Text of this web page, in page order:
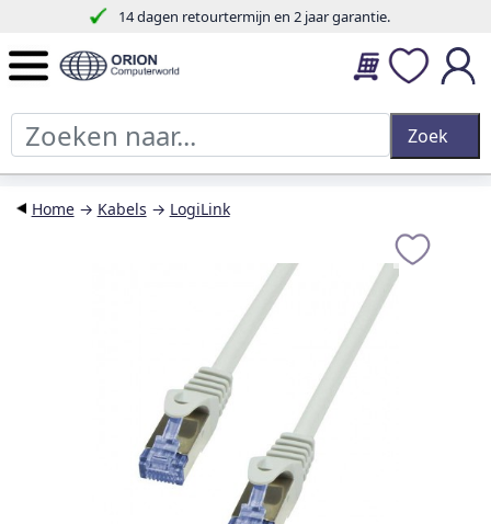
14 dagen retourtermijn en 2 jaar garantie.
Home→ Kabels → LogiLink